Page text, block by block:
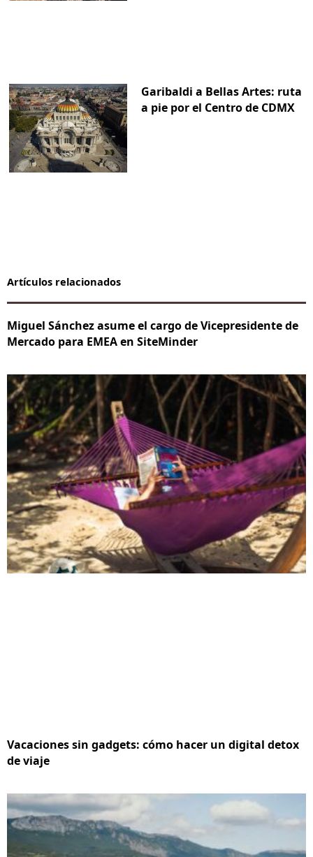
Garibaldi a Bellas Artes: ruta
a pie por el Centro de CDMX
Artículos relacionados
Miguel Sánchez asume el cargo de Vicepresidente de
Mercado para EMEA en SiteMinder
Vacaciones sin gadgets: cómo hacer un digital detox
de viaje